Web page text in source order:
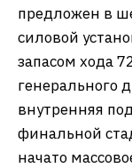
предложен в
силовой
запасом хода
генерального
внутренняя
финальной
начато